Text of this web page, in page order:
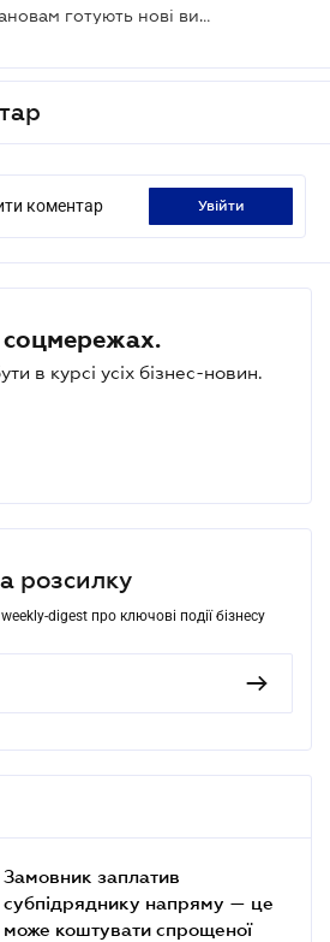
Небанківським фінустановам готують нові вимоги до договорів про надання кредиту
коментар увійти
соцмережах.
в курсі усіх бізнес-новин.
розсилку
digest про ключові події бізнесу
Замовник заплатив
субпідряднику напряму — це
може коштувати спрощеної